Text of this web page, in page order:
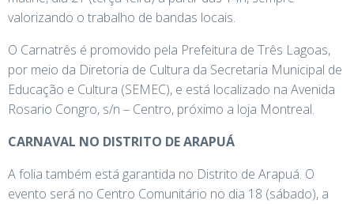
valorizando o trabalho de bandas locais.
O Carnatrês é promovido pela Prefeitura de Três Lagoas,
por meio da Diretoria de Cultura da Secretaria Municipal de
Educação e Cultura (SEMEC), e está localizado na Avenida
Rosario Congro, s/n – Centro, próximo a loja Montreal.
CARNAVAL NO DISTRITO DE ARAPUÁ
A folia também está garantida no Distrito de Arapuá. O
evento será no Centro Comunitário no dia 18 (sábado), a